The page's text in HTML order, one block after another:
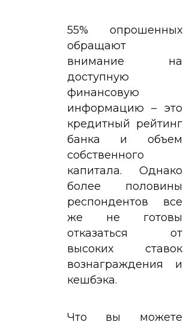
55% опрошенных
обращают
внимание на
доступную
финансовую
информацию – это
кредитный рейтинг
банка и объем
собственного
капитала. Однако
более половины
респондентов все
же не готовы
отказаться от
высоких ставок
вознаграждения и
кешбэка.
Что вы можете